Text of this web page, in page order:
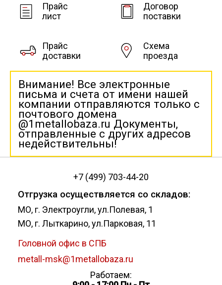
Прайс
лист
Договор
поставки
Прайс
доставки
Схема
проезда
Внимание! Все электронные
письма и счета от имени нашей
компании отправляются только с
почтового домена
@1metallobaza.ru Документы,
отправленные с других адресов
недействительны!
+7 (499) 703-44-20
Отгрузка осуществляется со складов:
МО, г. Электроугли, ул.Полевая, 1
МО, г. Лыткарино, ул.Парковая, 11
Головной офис в СПБ
metall-msk@1metallobaza.ru
Работаем: